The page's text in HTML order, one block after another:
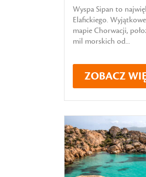
Wyspa Sipan to
Elafickiego.
mapie Chorwacji,
mil morskich od...
ZOBACZ